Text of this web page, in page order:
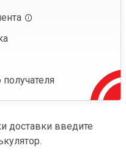
доставки введите